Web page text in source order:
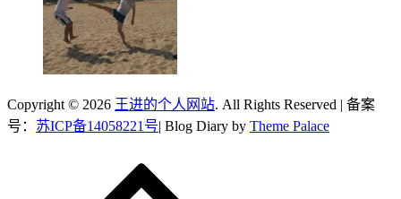
Copyright © 2026 王进的个人网站. All Rights Reserved | 备案
号： 苏ICP备14058221号| Blog Diary by Theme Palace